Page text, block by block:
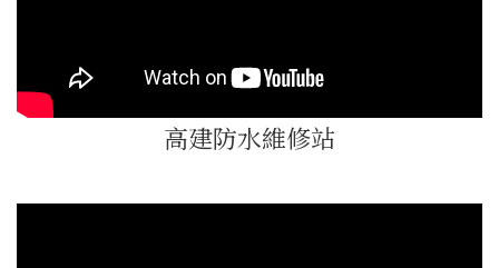
高建防水維修站